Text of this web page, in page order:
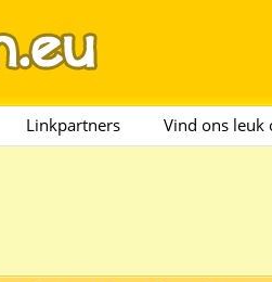
Linkpartners Vind ons leuk